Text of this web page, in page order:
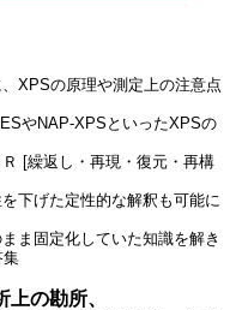
XPSの原理や測定上の注意点
やNAP-XPSといったXPSの
[繰返し・再現・復元・再構
下げた定性的な解釈も可能に
ま固定化していた知識を解き
集
の勘所、